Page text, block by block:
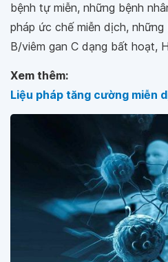
bệnh tự miễn, những bệnh
pháp ức chế miễn dịch,
B/viêm gan C dạng bất hoạt,
Xem thêm:
Liệu pháp tăng cường miễn